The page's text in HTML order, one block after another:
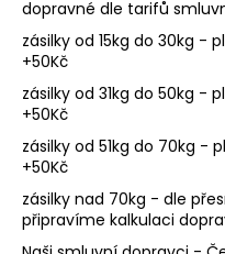
dopravné dle tarifů
zásilky od 15kg do 30kg -
+50Kč
zásilky od 31kg do 50kg -
+50Kč
zásilky od 51kg do 70kg -
+50Kč
zásilky nad 70kg - dle
připravíme kalkulaci